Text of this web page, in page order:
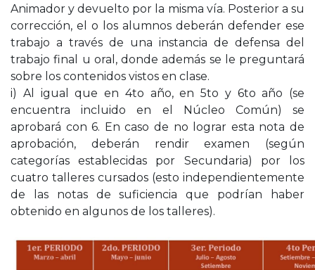
Animador y devuelto por la misma vía. Posterior a su
corrección, el o los alumnos deberán defender ese
trabajo a través de una instancia de defensa del
trabajo final u oral, donde además se le preguntará
sobre los contenidos vistos en clase.
i) Al igual que en 4to año, en 5to y 6to año (se
encuentra incluido en el Núcleo Común) se
aprobará con 6. En caso de no lograr esta nota de
aprobación, deberán rendir examen (según
categorías establecidas por Secundaria) por los
cuatro talleres cursados (esto independientemente
de las notas de suficiencia que podrían haber
obtenido en algunos de los talleres).